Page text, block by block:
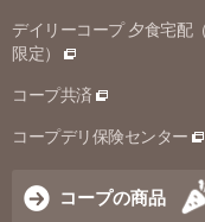
デイリーコープ 夕食宅配
限定）
コープ共済
コープデリ保険センター
コープの商品